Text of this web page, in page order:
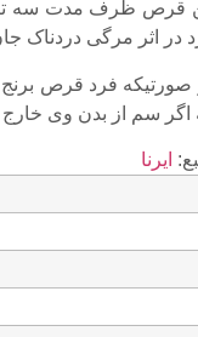
قرص ظرف مدت سه تا
در اثر مرگی دردناک
صورتیکه فرد قرص
اگر سم از بدن وی
ایرنا